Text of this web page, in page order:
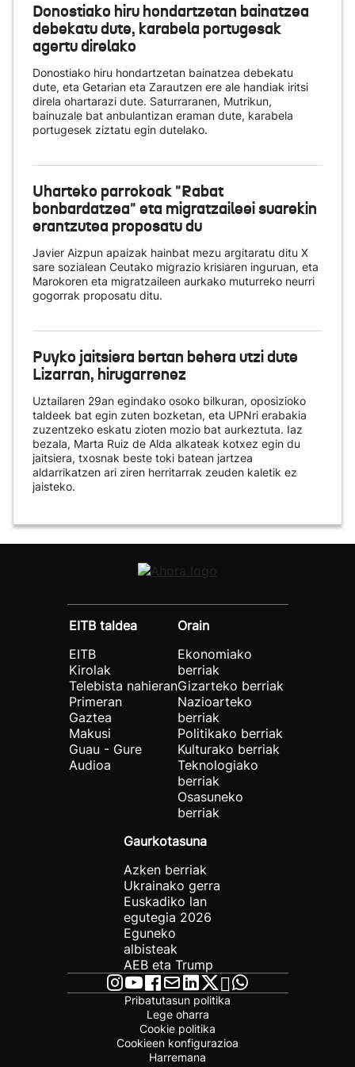
Donostiako hiru hondartzetan bainatzea
debekatu dute, karabela portugesak
agertu direlako
Donostiako hiru hondartzetan bainatzea debekatu
dute, eta Getarian eta Zarautzen ere ale handiak iritsi
direla ohartarazi dute. Saturraranen, Mutrikun,
bainuzale bat anbulantizan eraman dute, karabela
portugesek ziztatu egin dutelako.
Uharteko parrokoak "Rabat
bonbardatzea" eta migratzaileei suarekin
erantzutea proposatu du
Javier Aizpun apaizak hainbat mezu argitaratu ditu X
sare sozialean Ceutako migrazio krisiaren inguruan, eta
Marokoren eta migratzaileen aurkako muturreko neurri
gogorrak proposatu ditu.
Puyko jaitsiera bertan behera utzi dute
Lizarran, hirugarrenez
Uztailaren 29an egindako osoko bilkuran, oposizioko
taldeek bat egin zuten bozketan, eta UPNri erabakia
zuzentzeko eskatu zioten mozio bat aurkeztuta. Iaz
bezala, Marta Ruiz de Alda alkateak kotxez egin du
jaitsiera, txosnak beste toki batean jartzea
aldarrikatzen ari ziren herritarrak zeuden kaletik ez
jaisteko.
EITB taldea
EITB
Kirolak
Telebista nahieran
Primeran
Gaztea
Makusi
Guau - Gure
Audioa
Orain
Ekonomiako
berriak
Gizarteko berriak
Nazioarteko
berriak
Politikako berriak
Kulturako berriak
Teknologiako
berriak
Osasuneko
berriak
Gaurkotasuna
Azken berriak
Ukrainako gerra
Euskadiko lan
egutegia 2026
Eguneko
albisteak
AEB eta Trump
Pribatutasun politika
Lege oharra
Cookie politika
Cookieen konfigurazioa
Harremana